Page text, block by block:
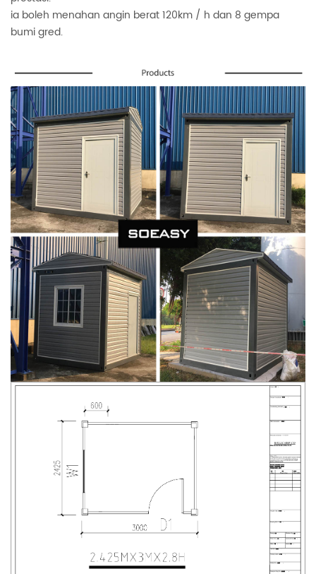
ia boleh menahan angin berat 120km / h dan 8 gempa
bumi gred.